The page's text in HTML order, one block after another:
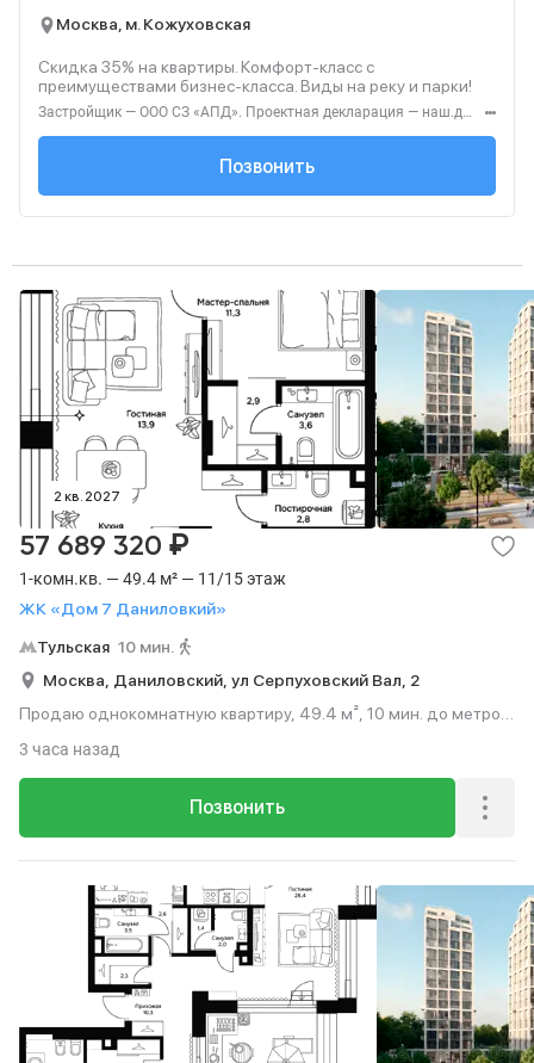
Москва, м. Кожуховская
Скидка 35% на квартиры. Комфорт-класс с
преимуществами бизнес-класса. Виды на реку и парки!
Застройщик — ООО СЗ «АПД». Проектная декларация — наш.дом.рф. Акция до 28.02.2026. Не оферта. Подробности — Level.ru
+7 (495) 236-91-...
Позвонить
2 кв. 2027
1-комн.кв. — 49.4 м² — 11/15 этаж
ЖК «Дом 7 Даниловкий»
57 689 320 ₽
Тульская 10 мин.
Москва, Даниловский, ул Серпуховский Вал, 2
Продаю однокомнатную квартиру, 49.4 м², 10 мин. до метро
Позвонить
3 часа назад